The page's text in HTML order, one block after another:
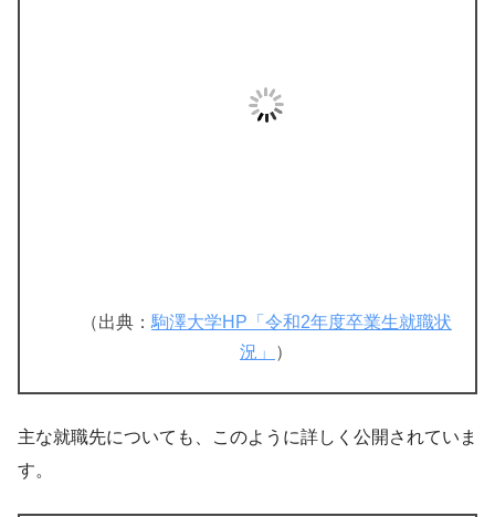
（出典： 駒澤大学HP「令和2年度卒業生就職状
況」
）
主な就職先についても、このように詳しく公開されていま
す。